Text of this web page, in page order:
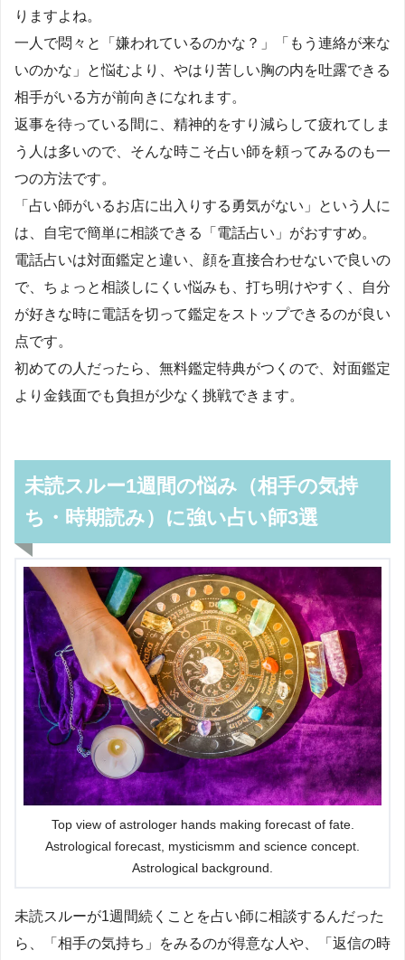
りますよね。
一人で悶々と「嫌われているのかな？」「もう連絡が来な
いのかな」と悩むより、やはり苦しい胸の内を吐露できる
相手がいる方が前向きになれます。
返事を待っている間に、精神的をすり減らして疲れてしま
う人は多いので、そんな時こそ占い師を頼ってみるのも一
つの方法です。
「占い師がいるお店に出入りする勇気がない」という人に
は、自宅で簡単に相談できる「電話占い」がおすすめ。
電話占いは対面鑑定と違い、顔を直接合わせないで良いの
で、ちょっと相談しにくい悩みも、打ち明けやすく、自分
が好きな時に電話を切って鑑定をストップできるのが良い
点です。
初めての人だったら、無料鑑定特典がつくので、対面鑑定
より金銭面でも負担が少なく挑戦できます。
未読スルー1週間の悩み（相手の気持
ち・時期読み）に強い占い師3選
Top view of astrologer hands making forecast of fate.
Astrological forecast, mysticismm and science concept.
Astrological background.
未読スルーが1週間続くことを占い師に相談するんだった
ら、「相手の気持ち」をみるのが得意な人や、「返信の時